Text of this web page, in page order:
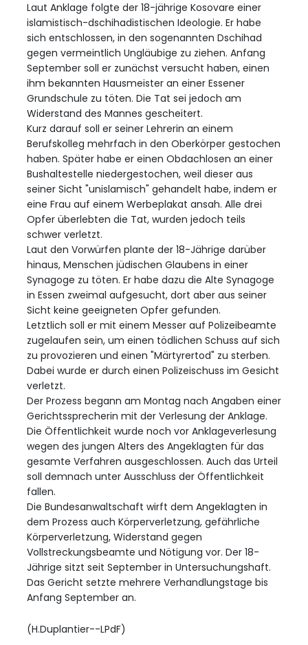
Laut Anklage folgte der 18-jährige Kosovare einer
islamistisch-dschihadistischen Ideologie. Er habe
sich entschlossen, in den sogenannten Dschihad
gegen vermeintlich Ungläubige zu ziehen. Anfang
September soll er zunächst versucht haben, einen
ihm bekannten Hausmeister an einer Essener
Grundschule zu töten. Die Tat sei jedoch am
Widerstand des Mannes gescheitert.
Kurz darauf soll er seiner Lehrerin an einem
Berufskolleg mehrfach in den Oberkörper gestochen
haben. Später habe er einen Obdachlosen an einer
Bushaltestelle niedergestochen, weil dieser aus
seiner Sicht "unislamisch" gehandelt habe, indem er
eine Frau auf einem Werbeplakat ansah. Alle drei
Opfer überlebten die Tat, wurden jedoch teils
schwer verletzt.
Laut den Vorwürfen plante der 18-Jährige darüber
hinaus, Menschen jüdischen Glaubens in einer
Synagoge zu töten. Er habe dazu die Alte Synagoge
in Essen zweimal aufgesucht, dort aber aus seiner
Sicht keine geeigneten Opfer gefunden.
Letztlich soll er mit einem Messer auf Polizeibeamte
zugelaufen sein, um einen tödlichen Schuss auf sich
zu provozieren und einen "Märtyrertod" zu sterben.
Dabei wurde er durch einen Polizeischuss im Gesicht
verletzt.
Der Prozess begann am Montag nach Angaben einer
Gerichtssprecherin mit der Verlesung der Anklage.
Die Öffentlichkeit wurde noch vor Anklageverlesung
wegen des jungen Alters des Angeklagten für das
gesamte Verfahren ausgeschlossen. Auch das Urteil
soll demnach unter Ausschluss der Öffentlichkeit
fallen.
Die Bundesanwaltschaft wirft dem Angeklagten in
dem Prozess auch Körperverletzung, gefährliche
Körperverletzung, Widerstand gegen
Vollstreckungsbeamte und Nötigung vor. Der 18-
Jährige sitzt seit September in Untersuchungshaft.
Das Gericht setzte mehrere Verhandlungstage bis
Anfang September an.
(H.Duplantier--LPdF)